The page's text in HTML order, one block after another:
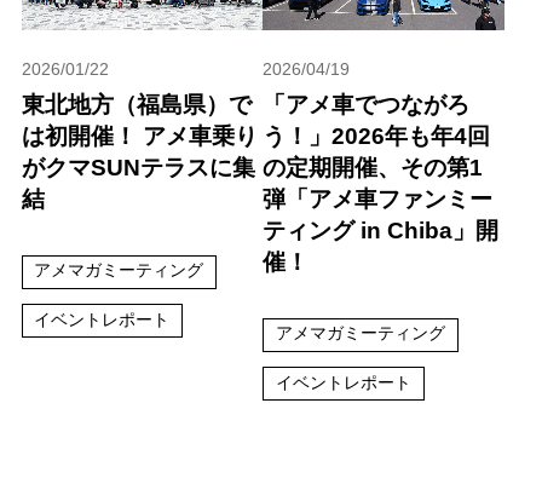
2026/01/22
東北地方（福島県）で
は初開催！ アメ車乗り
がクマSUNテラスに集
結
アメマガミーティング
イベントレポート
2026/04/19
「アメ車でつながろ
う！」2026年も年4回
の定期開催、その第1
弾「アメ車ファンミー
ティング in Chiba」開
催！
アメマガミーティング
イベントレポート